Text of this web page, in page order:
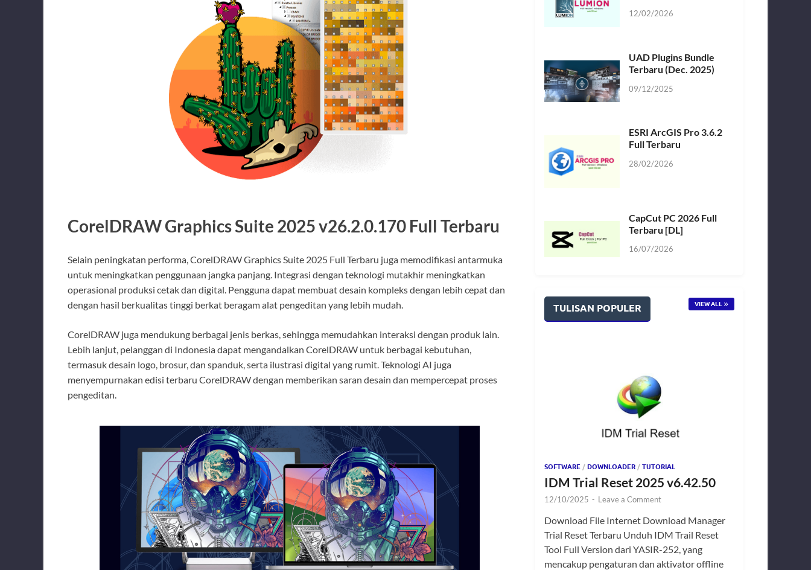
CorelDRAW Graphics Suite 2025 v26.2.0.170 Full Terbaru
Selain peningkatan performa, CorelDRAW Graphics Suite 2025 Full Terbaru juga memodifikasi antarmuka
untuk meningkatkan penggunaan jangka panjang. Integrasi dengan teknologi mutakhir meningkatkan
operasional produksi cetak dan digital. Pengguna dapat membuat desain kompleks dengan lebih cepat dan
dengan hasil berkualitas tinggi berkat beragam alat pengeditan yang lebih mudah.
CorelDRAW juga mendukung berbagai jenis berkas, sehingga memudahkan interaksi dengan produk lain.
Lebih lanjut, pelanggan di Indonesia dapat mengandalkan CorelDRAW untuk berbagai kebutuhan,
termasuk desain logo, brosur, dan spanduk, serta ilustrasi digital yang rumit. Teknologi AI juga
menyempurnakan edisi terbaru CorelDRAW dengan memberikan saran desain dan mempercepat proses
pengeditan.
12/02/2026
UAD Plugins Bundle
Terbaru (Dec. 2025)
09/12/2025
ESRI ArcGIS Pro 3.6.2
Full Terbaru
28/02/2026
CapCut PC 2026 Full
Terbaru [DL]
16/07/2026
TULISAN POPULER VIEW ALL
SOFTWARE /DOWNLOADER /TUTORIAL
IDM Trial Reset 2025 v6.42.50
12/10/2025 - Leave a Comment
Download File Internet Download Manager
Trial Reset Terbaru Unduh IDM Trail Reset
Tool Full Version dari YASIR-252, yang
mencakup pengaturan dan aktivator offline